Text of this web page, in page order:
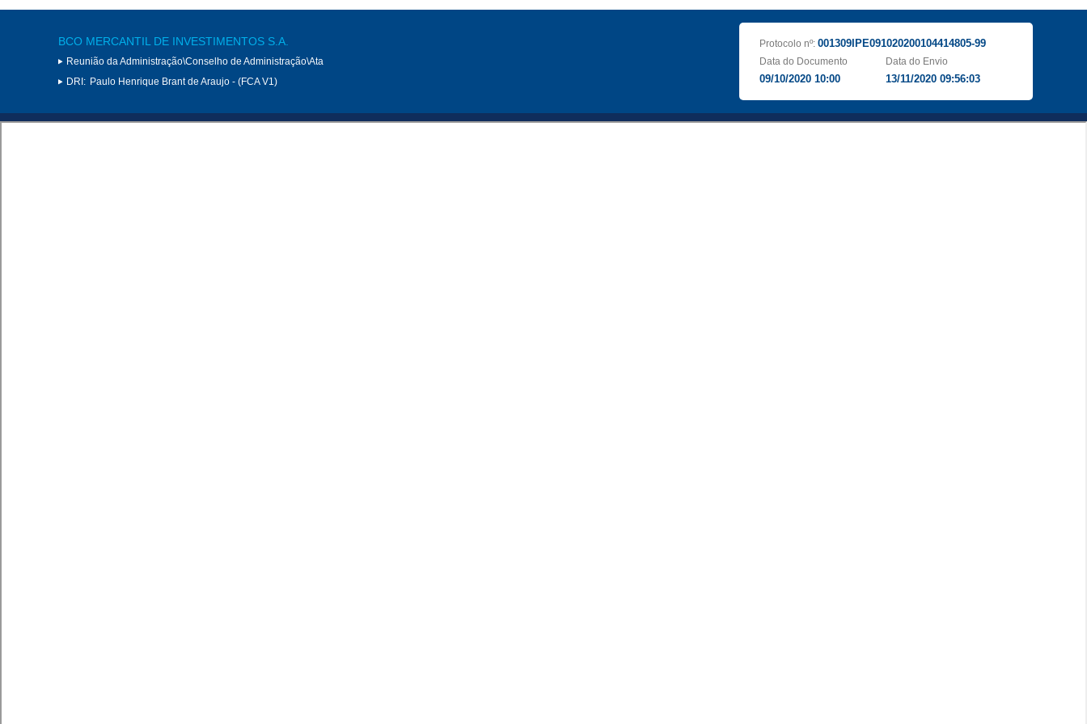
BCO MERCANTIL DE INVESTIMENTOS S.A.
Reunião da Administração\Conselho de Administração\Ata
DRI: Paulo Henrique Brant de Araujo - (FCA V1)
Protocolo nº: 001309IPE091020200104414805-99
Data do Documento
09/10/2020 10:00
Data do Envio
13/11/2020 09:56:03